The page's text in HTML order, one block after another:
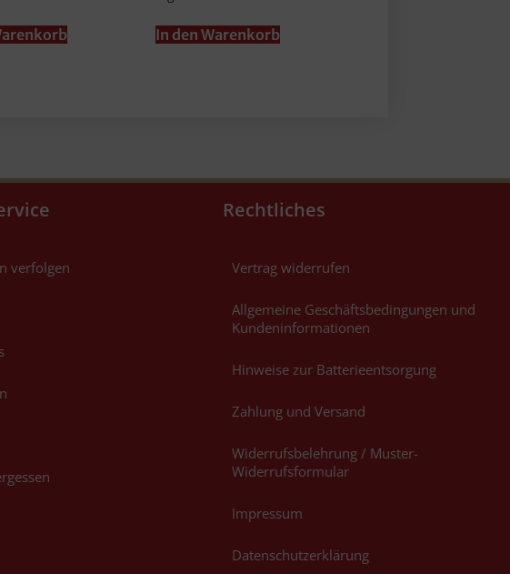
In den Warenkorb
verfolgen
Rechtliches
Vertrag widerrufen
Allgemeine Geschäftsbedingungen und
Kundeninformationen
Hinweise zur Batterieentsorgung
Zahlung und Versand
Widerrufsbelehrung / Muster-
Widerrufsformular
Impressum
Datenschutzerklärung